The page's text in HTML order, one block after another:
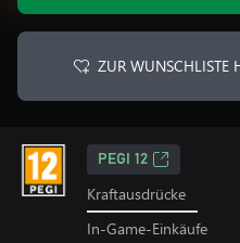
ZUR WUNSCHLISTE
PEGI 12
Kraftausdrücke
In-Game-Einkäufe